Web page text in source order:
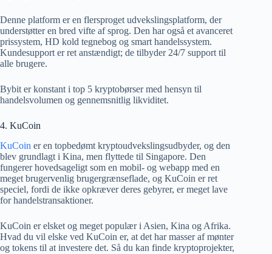
Denne platform er en flersproget udvekslingsplatform, der
understøtter en bred vifte af sprog. Den har også et avanceret
prissystem, HD kold tegnebog og smart handelssystem.
Kundesupport er ret anstændigt; de tilbyder 24/7 support til
alle brugere.
Bybit er konstant i top 5 kryptobørser med hensyn til
handelsvolumen og gennemsnitlig likviditet.
4. KuCoin
KuCoin er en topbedømt kryptoudvekslingsudbyder, og den
blev grundlagt i Kina, men flyttede til Singapore. Den
fungerer hovedsageligt som en mobil- og webapp med en
meget brugervenlig brugergrænseflade, og KuCoin er ret
speciel, fordi de ikke opkræver deres gebyrer, er meget lave
for handelstransaktioner.
KuCoin er elsket og meget populær i Asien, Kina og Afrika.
Hvad du vil elske ved KuCoin er, at det har masser af mønter
og tokens til at investere det. Så du kan finde kryptoprojekter,